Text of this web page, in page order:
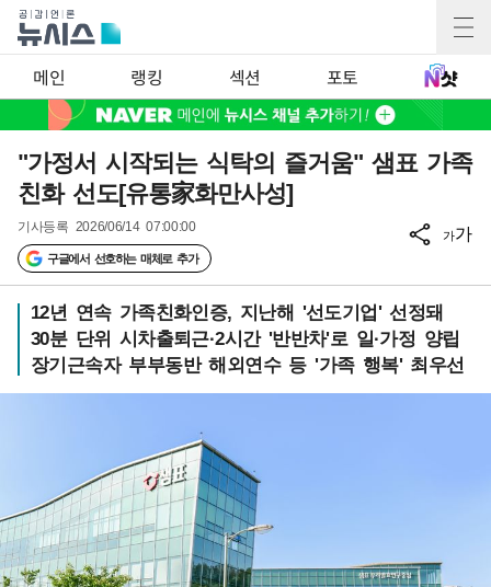
메인 랭킹 섹션 포토
"가정서 시작되는 식탁의 즐거움" 샘표 가족
친화 선도[유통家화만사성]
기사등록 2026/06/14 07:00:00
구글에서 선호하는 매체로 추가
가가
12년 연속 가족친화인증, 지난해 '선도기업' 선정돼
30분 단위 시차출퇴근·2시간 '반반차'로 일·가정 양립
장기근속자 부부동반 해외연수 등 '가족 행복' 최우선